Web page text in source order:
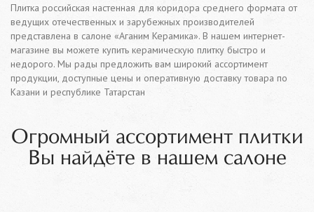
Плитка российская настенная для коридора среднего формата от
ведущих отечественных и зарубежных производителей
представлена в салоне «Аганим Керамика». В нашем интернет-
магазине вы можете купить керамическую плитку быстро и
недорого. Мы рады предложить вам широкий ассортимент
продукции, доступные цены и оперативную доставку товара по
Казани и республике Татарстан
Огромный ассортимент плитки
Вы найдёте в нашем салоне